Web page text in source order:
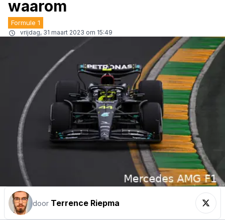
waarom
Formule 1
vrijdag, 31 maart 2023 om 15:49
door Terrence Riepma